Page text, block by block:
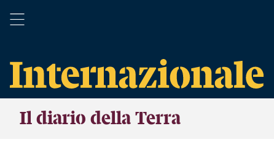
Il diario della Terra